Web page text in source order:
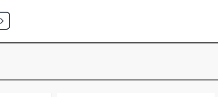
1.0 8V FIRE GASOLINA (2004 -